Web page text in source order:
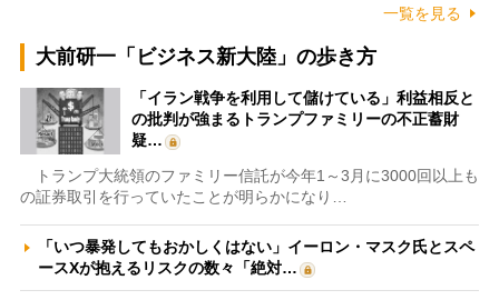
一覧を見る
大前研一「ビジネス新大陸」の歩き方
「イラン戦争を利用して儲けている」利益相反と
の批判が強まるトランプファミリーの不正蓄財
疑…
トランプ大統領のファミリー信託が今年1～3月に3000回以上も
の証券取引を行っていたことが明らかになり…
「いつ暴発してもおかしくはない」イーロン・マスク氏とスペ
ースXが抱えるリスクの数々「絶対…